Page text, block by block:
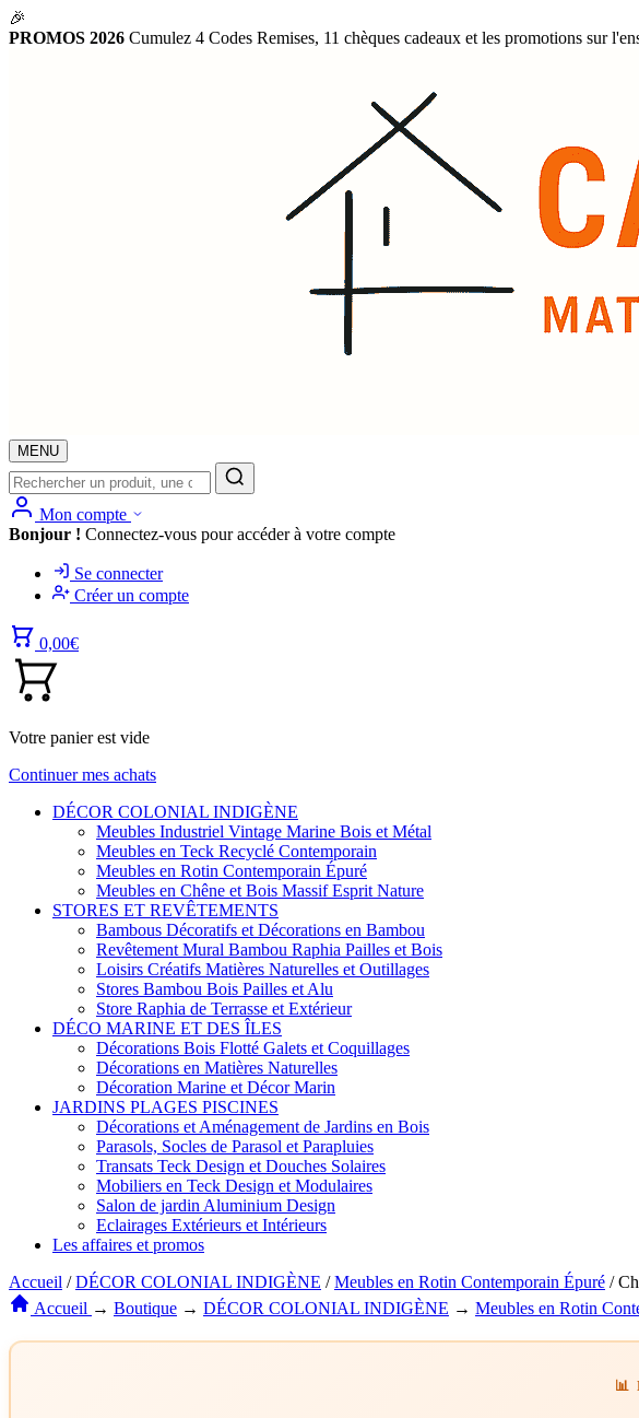
🎉
PROMOS 2026 Cumulez 4 Codes Remises, 11 chèques cadeaux et les promotions sur
MENU
Mon compte
Bonjour ! Connectez-vous pour accéder à votre compte
Se connecter
Créer un compte
0,00€
Votre panier est vide
Continuer mes achats
DÉCOR COLONIAL INDIGÈNE
Meubles Industriel Vintage Marine Bois et Métal
Meubles en Teck Recyclé Contemporain
Meubles en Rotin Contemporain Épuré
Meubles en Chêne et Bois Massif Esprit Nature
STORES ET REVÊTEMENTS
Bambous Décoratifs et Décorations en Bambou
Revêtement Mural Bambou Raphia Pailles et Bois
Loisirs Créatifs Matières Naturelles et Outillages
Stores Bambou Bois Pailles et Alu
Store Raphia de Terrasse et Extérieur
DÉCO MARINE ET DES ÎLES
Décorations Bois Flotté Galets et Coquillages
Décorations en Matières Naturelles
Décoration Marine et Décor Marin
JARDINS PLAGES PISCINES
Décorations et Aménagement de Jardins en Bois
Parasols, Socles de Parasol et Parapluies
Transats Teck Design et Douches Solaires
Mobiliers en Teck Design et Modulaires
Salon de jardin Aluminium Design
Eclairages Extérieurs et Intérieurs
Les affaires et promos
Accueil /DÉCOR COLONIAL INDIGÈNE /Meubles en Rotin Contemporain Épuré /
Accueil → Boutique → DÉCOR COLONIAL INDIGÈNE → Meubles en Rotin
📊